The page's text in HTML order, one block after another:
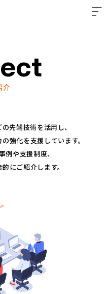
介
先端技術を活用し、
強化を支援しています。
例や支援制度、
にご紹介します。